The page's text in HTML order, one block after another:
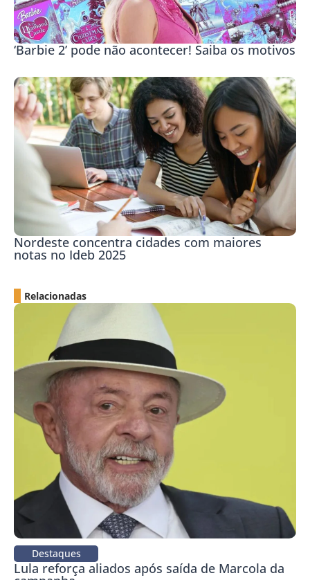
‘Barbie 2’ pode não acontecer! Saiba os motivos
Nordeste concentra cidades com maiores
notas no Ideb 2025
Relacionadas
Destaques
Lula reforça aliados após saída de Marcola da